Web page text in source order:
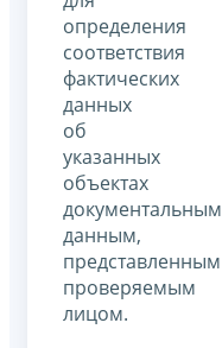
определения
соответствия
фактических
данных
об
указанных
объектах
документальным
данным,
представленным
проверяемым
лицом.